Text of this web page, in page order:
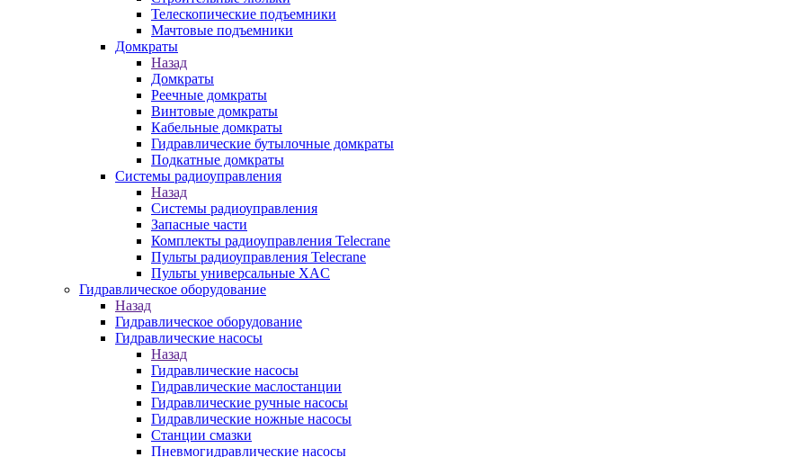
Телескопические подъемники
Мачтовые подъемники
Домкраты
Назад
Домкраты
Реечные домкраты
Винтовые домкраты
Кабельные домкраты
Гидравлические бутылочные домкраты
Подкатные домкраты
Системы радиоуправления
Назад
Системы радиоуправления
Запасные части
Комплекты радиоуправления Telecrane
Пульты радиоуправления Telecrane
Пульты универсальные XAC
Гидравлическое оборудование
Назад
Гидравлическое оборудование
Гидравлические насосы
Назад
Гидравлические насосы
Гидравлические маслостанции
Гидравлические ручные насосы
Гидравлические ножные насосы
Станции смазки
Пневмогидравлические насосы